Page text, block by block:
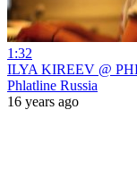
1:32
ILYA KIREEV @
Phlatline Russia
16 years ago